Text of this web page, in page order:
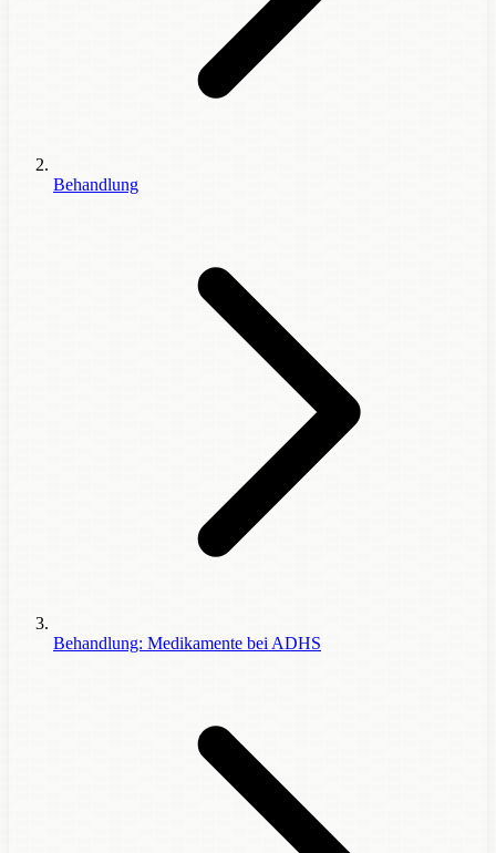
Behandlung
Behandlung: Medikamente bei ADHS